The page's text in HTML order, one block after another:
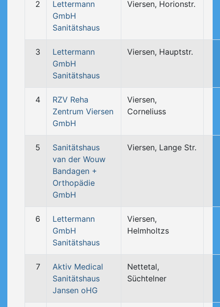
2
Lettermann
GmbH
Sanitätshaus
Viersen, Horionstr.
3
Lettermann
GmbH
Sanitätshaus
Viersen, Hauptstr.
4
RZV Reha
Zentrum Viersen
GmbH
Viersen,
Corneliuss
5
Sanitätshaus
van der Wouw
Bandagen +
Orthopädie
GmbH
Viersen, Lange Str.
6
Lettermann
GmbH
Sanitätshaus
Viersen,
Helmholtzs
7
Aktiv Medical
Sanitätshaus
Jansen oHG
Nettetal,
Süchtelner